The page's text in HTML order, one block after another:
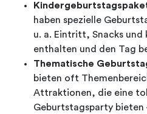
haben spezielle
u. a. Eintritt, Snacks und
enthalten und den Tag
Thematische
bieten oft
Attraktionen, die eine
Geburtstagsparty bieten